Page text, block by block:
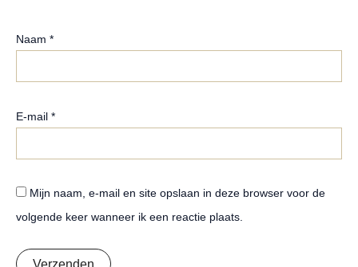
Naam *
E-mail *
Mijn naam, e-mail en site opslaan in deze browser voor de
volgende keer wanneer ik een reactie plaats.